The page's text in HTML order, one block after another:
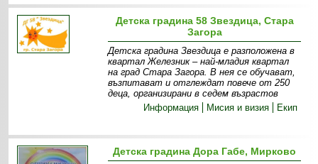
Детска градина 58 Звездица, Стара
Загора
Детска градина Звездица е разположена в
квартал Железник – най-младия квартал
на град Стара Загора. В нея се обучават,
възпитават и отглеждат повече от 250
деца, организирани в седем възрастов
Информация
Мисия и визия Екип
Детска градина Дора Габе, Мирково